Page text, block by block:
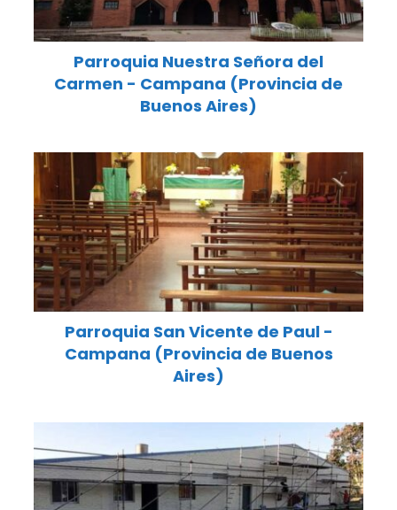
Parroquia Nuestra Señora del
Carmen - Campana (Provincia de
Buenos Aires)
Parroquia San Vicente de Paul -
Campana (Provincia de Buenos
Aires)